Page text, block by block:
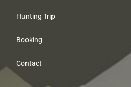
Hunting Trip
Booking
Contact